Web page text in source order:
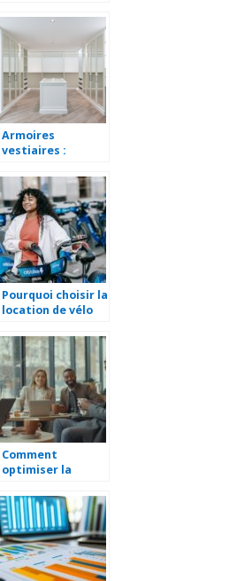
role essentiel du
transport
logistique
Armoires
vestiaires :
pour
l’amenagement
professionnel
Pourquoi choisir la
location de vélo
entreprise :
avantages et
conseils
Comment
optimiser la
un meilleur bien-
être au travail ?